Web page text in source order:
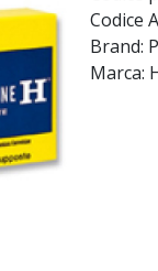
Codice
Brand:
Marca: